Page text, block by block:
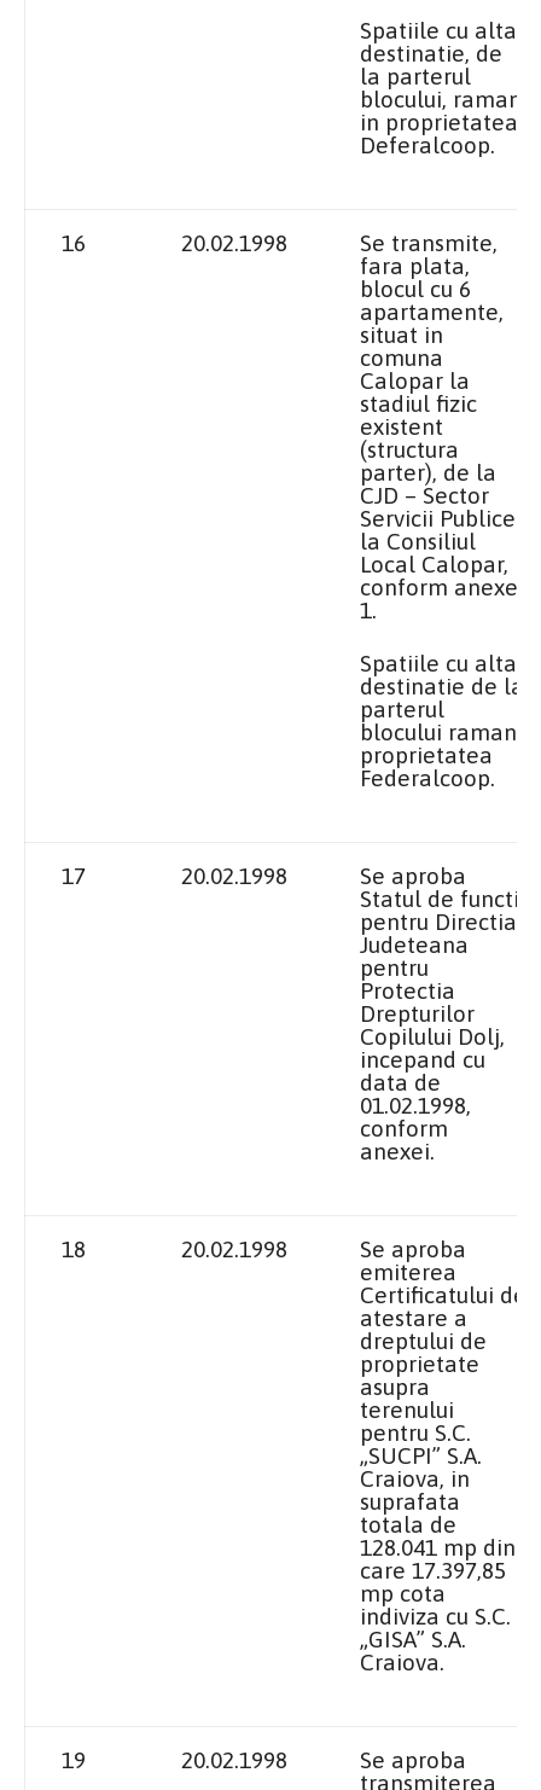
Spatiile cu alta
destinatie, de
la parterul
blocului, raman
in proprietatea
Deferalcoop.
16 20.02.1998
Se transmite,
fara plata,
blocul cu 6
apartamente,
situat in
comuna
Calopar la
stadiul fizic
existent
(structura
parter), de la
CJD – Sector
Servicii Publice
la Consiliul
Local Calopar,
conform anexei
1.
Spatiile cu alta
destinatie de la
parterul
blocului raman
proprietatea
Federalcoop.
17 20.02.1998
Se aproba
Statul de functii
pentru Directia
Judeteana
pentru
Protectia
Drepturilor
Copilului Dolj,
incepand cu
data de
01.02.1998,
conform
anexei.
18 20.02.1998
Se aproba
emiterea
Certificatului de
atestare a
dreptului de
proprietate
asupra
terenului
pentru S.C.
„SUCPI” S.A.
Craiova, in
suprafata
totala de
128.041 mp din
care 17.397,85
mp cota
indiviza cu S.C.
„GISA” S.A.
Craiova.
19 20.02.1998
Se aproba
transmiterea